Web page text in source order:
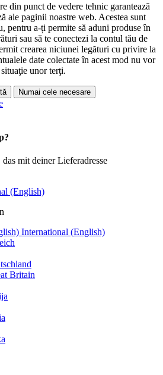
din punct de vedere tehnic garantează
ale paginii noastre web. Acestea sunt
pentru a-ți permite să aduni produse în
sau să te conectezi la contul tău de
crearea niciunei legături cu privire la
date colectate în acest mod nu vor
unor terţi.
Numai cele necesare
das mit deiner Lieferadresse
(English)
International (English)
Britain